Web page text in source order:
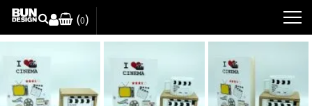
(0)